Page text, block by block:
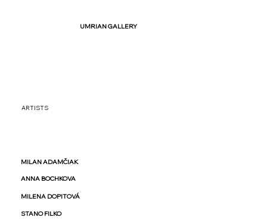
UMRIAN GALLERY
ARTISTS
MILAN ADAMČIAK
ANNA BOCHKOVA
MILENA DOPITOVÁ
STANO FILKO